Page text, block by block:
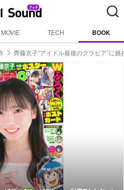
MOVIE TECH BOOK
齊藤京子“アイドル最後のグラビア”に挑